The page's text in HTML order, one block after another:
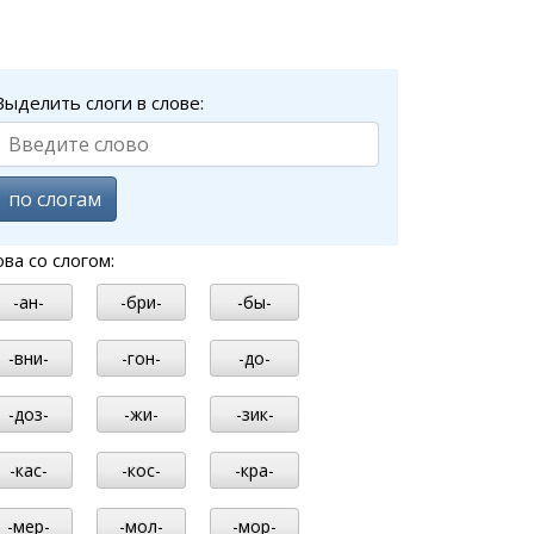
слоги в слове:
по слогам
со слогом:
-ан- -бри- -бы-
-вни- -гон- -до-
-доз- -жи- -зик-
-кас- -кос- -кра-
-мер- -мол- -мор-